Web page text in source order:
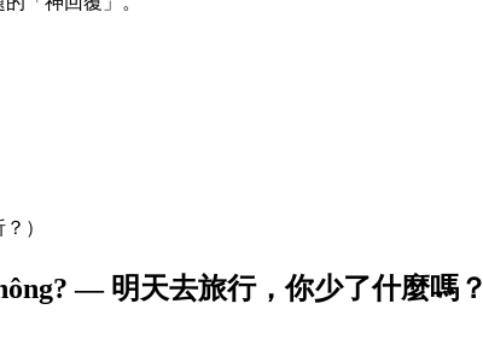
）
— 明天去旅行，你少了什麼嗎？